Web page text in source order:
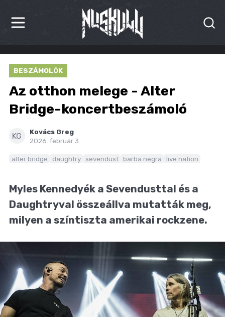
HÍREK
KRITIKÁK
BESZÁMOLÓK
MÁSVILÁG
BLOG
BESZÁMOLÓK
Az otthon melege - Alter
Bridge-koncertbeszámoló
KG
Kovács Greg
2026. február 3.
alter bridge daughtry sevendust barba negra live nation
Myles Kennedyék a Sevendusttal és a
Daughtryval összeállva mutatták meg,
milyen a színtiszta amerikai rockzene.